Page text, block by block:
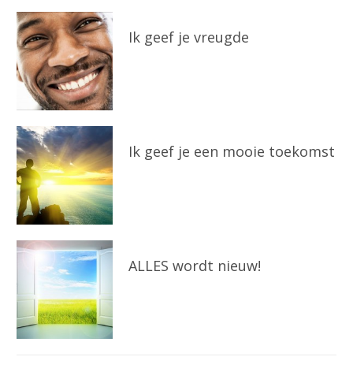
Ik geef je vreugde
Ik geef je een mooie toekomst
ALLES wordt nieuw!